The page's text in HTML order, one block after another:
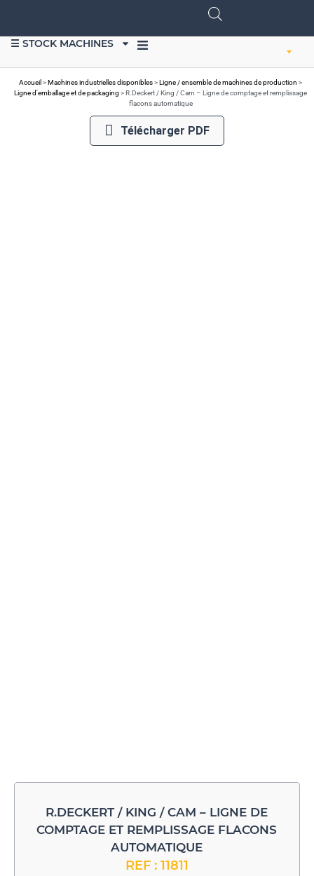
☰ STOCK MACHINES
Accueil >Machines industrielles disponibles>Ligne / ensemble de machines de production >
Ligne d'emballage et de packaging >R.Deckert / King / Cam – Ligne de comptage et remplissage
flacons automatique
Télécharger PDF
R.DECKERT / KING / CAM – LIGNE DE
COMPTAGE ET REMPLISSAGE FLACONS
AUTOMATIQUE
REF : 11811